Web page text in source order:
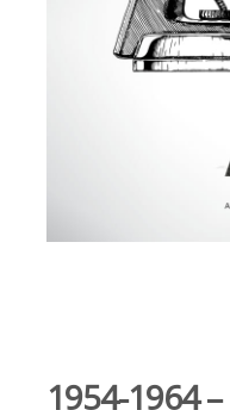
1954-1964 –